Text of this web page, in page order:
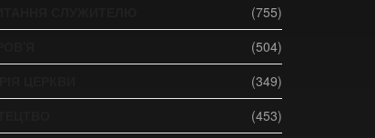
(755)
(504)
(349)
(453)